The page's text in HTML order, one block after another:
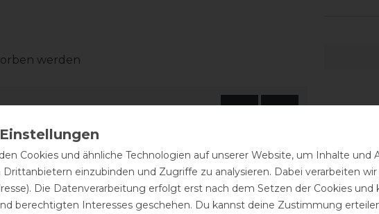
werden
Cookies und ähnliche Technologien auf unserer Website, um Inhalte und
Drittanbietern einzubinden und Zugriffe zu analysieren. Dabei verarbeiten
Die Datenverarbeitung erfolgt erst nach dem Setzen der Cookies
berechtigten Interesses geschehen. Du kannst deine Zustimmung